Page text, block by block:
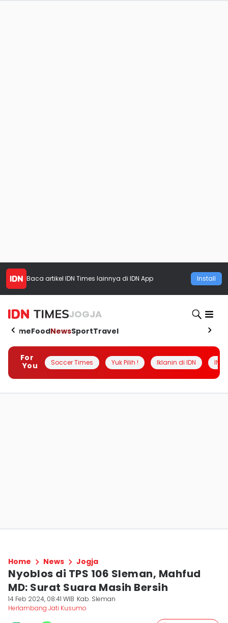
Baca artikel IDN Times lainnya di IDN App Install
JOGJA
HomeFoodNewsSportTravel
For
You
Soccer Times Yuk Pilih ! Iklanin di IDN
Home News Jogja
Nyoblos di TPS 106 Sleman, Mahfud
MD: Surat Suara Masih Bersih
14 Feb 2024, 08:41 WIB Kab. Sleman
Herlambang Jati Kusumo